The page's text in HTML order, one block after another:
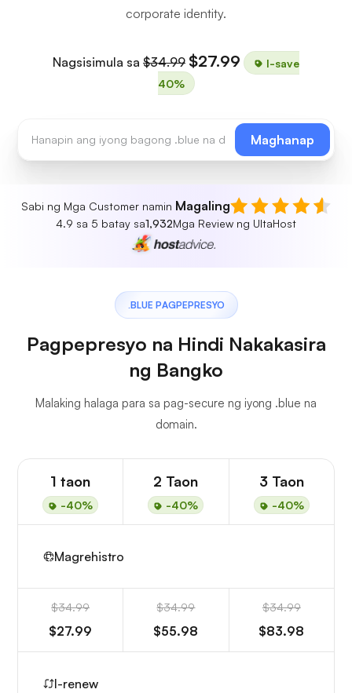
corporate identity.
Nagsisimula sa $34.99 $27.99
I-save
40%
Maghanap
Sabi ng Mga Customer namin Magaling
4.9 sa 5 batay sa1,932Mga Review ng UltaHost
.BLUE PAGPEPRESYO
Pagpepresyo na Hindi Nakakasira
ng Bangko
Malaking halaga para sa pag-secure ng iyong .blue na
domain.
1 taon
-40%
2 Taon
-40%
3 Taon
-40%
Magrehistro
$34.99
$27.99
$34.99
$55.98
$34.99
$83.98
I-renew